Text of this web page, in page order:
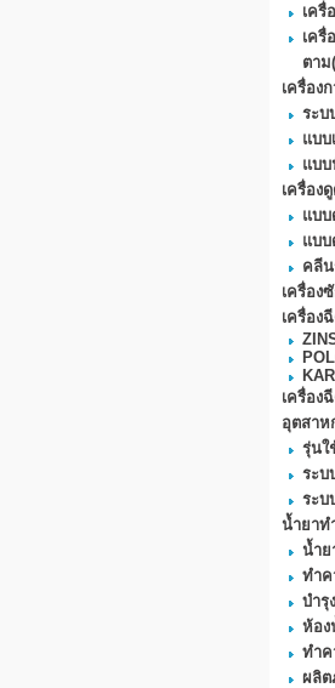
เครื่
เครื่
ตาม
เครื่อง
ระบ
แบบ
แบ
เครื่อง
แบบ
แบ
คลีน
เครื่อง
เครื่อง
เครื่อง
อุตสาห
รุ่นใ
ระบ
ระบ
น้ำยาท
น้ำย
ทำค
บำรุ
ห้อง
ทำค
ผลิ